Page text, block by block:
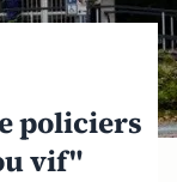
policiers
vif"